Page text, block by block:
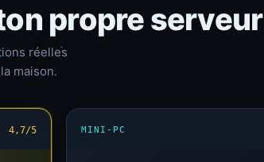
propre serveur
réelles
maison.
4,7/5 MINI-PC